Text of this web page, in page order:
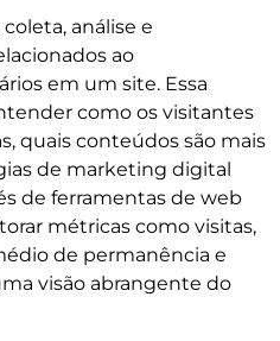
análise e
ao
em um site. Essa
como os visitantes
quais conteúdos são mais
de marketing digital
de ferramentas de web
métricas como visitas,
de permanência e
visão abrangente do